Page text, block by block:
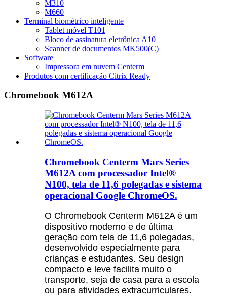
M310
M660
Terminal biométrico inteligente
Tablet móvel T101
Bloco de assinatura eletrônica A10
Scanner de documentos MK500(C)
Software
Impressora em nuvem Centerm
Produtos com certificação Citrix Ready
Chromebook M612A
Chromebook Centerm Mars Series
M612A com processador Intel®
N100, tela de 11,6 polegadas e sistema
operacional Google ChromeOS.
O Chromebook Centerm M612A é um
dispositivo moderno e de última
geração com tela de 11,6 polegadas,
desenvolvido especialmente para
crianças e estudantes. Seu design
compacto e leve facilita muito o
transporte, seja de casa para a escola
ou para atividades extracurriculares.